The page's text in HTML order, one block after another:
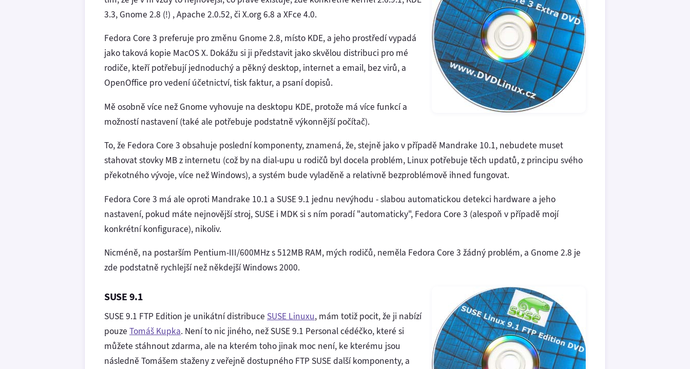
3.3, Gnome 2.8 (!) , Apache 2.0.52, či X.org 6.8 a XFce 4.0.
Fedora Core 3 preferuje pro změnu Gnome 2.8, místo KDE, a jeho prostředí vypadá
jako taková kopie MacOS X. Dokážu si ji představit jako skvělou distribuci pro mé
rodiče, kteří potřebují jednoduchý a pěkný desktop, internet a email, bez virů, a
OpenOffice pro vedení účetnictví, tisk faktur, a psaní dopisů.
Mě osobně více než Gnome vyhovuje na desktopu KDE, protože má více funkcí a
možností nastavení (také ale potřebuje podstatně výkonnější počítač).
To, že Fedora Core 3 obsahuje poslední komponenty, znamená, že, stejně jako v případě Mandrake 10.1, nebudete muset
stahovat stovky MB z internetu (což by na dial-upu u rodičů byl docela problém, Linux potřebuje těch updatů, z principu svého
překotného vývoje, více než Windows), a systém bude vyladěně a relativně bezproblémově ihned fungovat.
Fedora Core 3 má ale oproti Mandrake 10.1 a SUSE 9.1 jednu nevýhodu - slabou automatickou detekci hardware a jeho
nastavení, pokud máte nejnovější stroj, SUSE i MDK si s ním poradí "automaticky", Fedora Core 3 (alespoň v případě mojí
konkrétní konfigurace), nikoliv.
Nicméně, na postarším Pentium-III/600MHz s 512MB RAM, mých rodičů, neměla Fedora Core 3 žádný problém, a Gnome 2.8 je
zde podstatně rychlejší než někdejší Windows 2000.
SUSE 9.1
SUSE 9.1 FTP Edition je unikátní distribuce SUSE Linuxu, mám totiž pocit, že ji nabízí
pouze Tomáš Kupka. Není to nic jiného, než SUSE 9.1 Personal cédéčko, které si
můžete stáhnout zdarma, ale na kterém toho jinak moc není, ke kterému jsou
následně Tomášem staženy z veřejně dostupného FTP SUSE další komponenty, a